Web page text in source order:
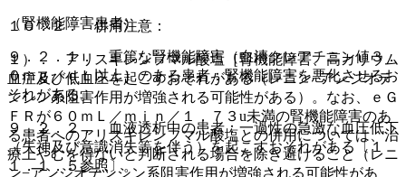
１０．２． 併用注意：
１）． アリスキレンフマル酸塩［腎機能障害、高カリウム
血症及び低血圧を起こすおそれがある（レニン−アンジオテ
ンシン系阻害作用が増強される可能性がある）。なお、ｅＧ
ＦＲが６０ｍＬ／ｍｉｎ／１．７３u未満の腎機能障害のあ
る患者へのアリスキレンフマル酸塩との併用については、治
療上やむを得ないと判断される場合を除き避けること（レニ
ン−アンジオテンシン系阻害作用が増強される可能性があ
（腎機能障害患者）
９．２．１． 重篤な腎機能障害（血清クレアチニン値３．
０ｍｇ／ｄＬ以上）のある患者：腎機能障害を悪化させるお
それがある。
９．２．２． 血液透析中の患者：一過性の急激な血圧低下
（失神及び意識消失等を伴う）を起こすおそれがある〔１
１．１．５参照〕。